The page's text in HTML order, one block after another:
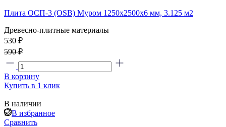
Плита ОСП-3 (OSB) Муром 1250x2500x6 мм, 3.125 м2
Древесно-плитные материалы
530 ₽
590 ₽
В корзину
Купить в 1 клик
В наличии
В избранное
Сравнить